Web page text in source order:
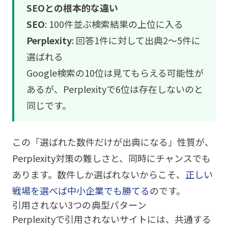
SEOとの根本的な違い
SEO: 100件並ぶ検索結果の上位に入る
Perplexity: 回答1件に対して出典2〜5件に
選ばれる
Google検索の10位は見てもらえる可能性が
あるが、Perplexityで6位は存在しないのと
同じです。
この「選ばれた数件だけが出典になる」性質が、
Perplexity対策の難しさと、同時にチャンスでも
あります。数件しか選ばれないからこそ、 正しい
戦場を選べば中小企業でも勝てるのです。
引用されない3つの典型パターン
Perplexityで引用されないサイトには、共通する